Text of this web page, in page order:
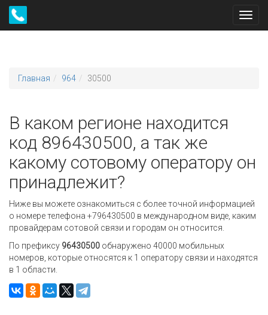
Главная 964 30500
В каком регионе находится
код 896430500, а так же
какому сотовому оператору он
принадлежит?
Ниже вы можете ознакомиться с более точной информацией
о номере телефона +796430500 в международном виде, каким
провайдерам сотовой связи и городам он относится.
По префиксу 96430500 обнаружено 40000 мобильных
номеров, которые относятся к 1 оператору связи и находятся
в 1 области.